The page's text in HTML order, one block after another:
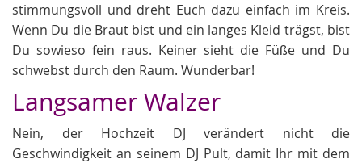
stimmungsvoll und dreht Euch dazu einfach im Kreis.
Wenn Du die Braut bist und ein langes Kleid trägst, bist
Du sowieso fein raus. Keiner sieht die Füße und Du
schwebst durch den Raum. Wunderbar!
Langsamer Walzer
Nein, der Hochzeit DJ verändert nicht die
Geschwindigkeit an seinem DJ Pult, damit Ihr mit dem